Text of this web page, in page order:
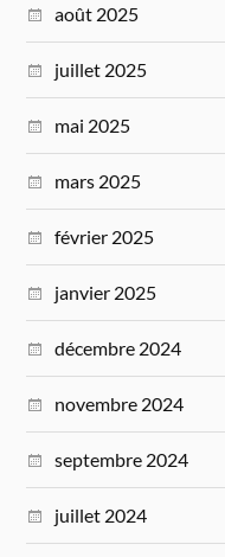
août 2025
juillet 2025
mai 2025
mars 2025
février 2025
janvier 2025
décembre 2024
novembre 2024
septembre 2024
juillet 2024